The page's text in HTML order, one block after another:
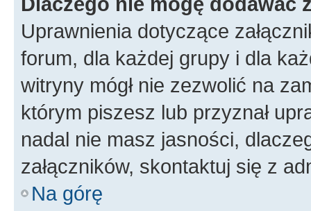
Uprawnienia dotyczące
forum, dla każdej grupy i dla
witryny mógł nie zezwolić na
którym piszesz lub przyznał
nadal nie masz jasności,
załączników, skontaktuj się z
Na górę